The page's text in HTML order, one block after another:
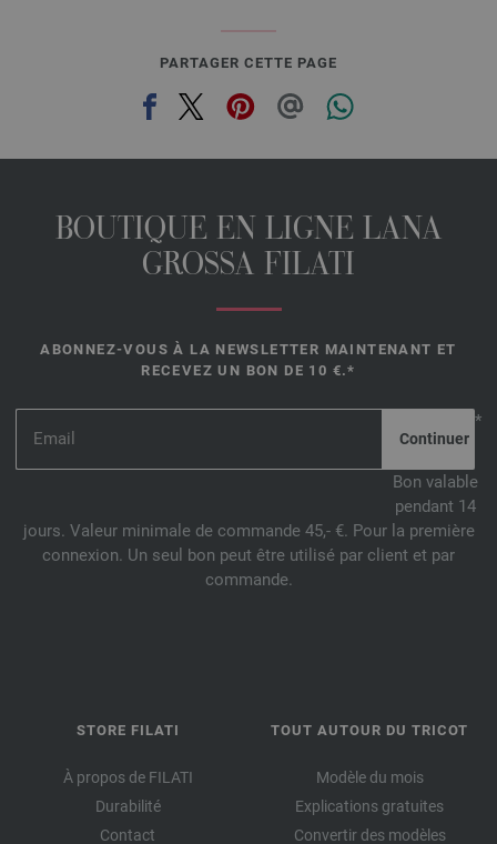
PARTAGER CETTE PAGE
BOUTIQUE EN LIGNE LANA
GROSSA FILATI
ABONNEZ-VOUS À LA NEWSLETTER MAINTENANT ET
RECEVEZ UN BON DE 10 €.*
*
Bon valable
pendant 14
jours. Valeur minimale de commande 45,- €. Pour la première
connexion. Un seul bon peut être utilisé par client et par
commande.
STORE FILATI
À propos de FILATI
Durabilité
Contact
TOUT AUTOUR DU TRICOT
Modèle du mois
Explications gratuites
Convertir des modèles